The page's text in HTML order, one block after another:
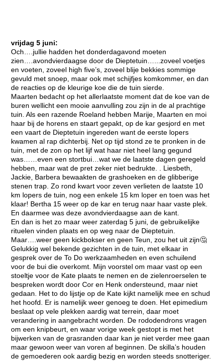
vrijdag 5 juni:
Och….jullie hadden het donderdagavond moeten
zien….avondvierdaagse door de Dieptetuin…...zoveel voetjes
en voeten, zoveel high five’s, zoveel blije bekkies sommige
gevuld met snoep, maar ook met schijfjes komkommer, en dan
de reacties op de kleurige koe die de tuin sierde.
Maarten bedacht op het allerlaatste moment dat de koe van de
buren wellicht een mooie aanvulling zou zijn in de al prachtige
tuin. Als een razende Roeland hebben Marije, Maarten en moi
haar bij de horens en staart gepakt, op de kar gesjord en met
een vaart de Dieptetuin ingereden want de eerste lopers
kwamen al rap dichterbij. Net op tijd stond ze te pronken in de
tuin, met de zon op het lijf wat haar niet heel lang gegund
was……even een stortbui…wat we de laatste dagen geregeld
hebben, maar wat de pret zeker niet bedrukte. . Liesbeth,
Jackie, Barbera bewaakten de grashoeken en de glibberige
stenen trap. Zo rond kwart voor zeven verlieten de laatste 10
km lopers de tuin, nog een enkele 15 km loper en toen was het
klaar! Bertha 15 weer op de kar en terug naar haar vaste plek.
En daarmee was deze avondvierdaagse aan de kant.
En dan is het zo maar weer zaterdag 5 juni, de gebruikelijke
rituelen vinden plaats en op weg naar de Dieptetuin.
Maar….weer geen kickbokser en geen Teun, zou het uit zijn🤔
Gelukkig wel bekende gezichten in de tuin, met elkaar in
gesprek over de To Do werkzaamheden en even schuilend
voor de bui die overkomt. Mijn voorstel om maar vast op een
stoeltje voor de Kate plaats te nemen en de zielenroerselen te
bespreken wordt door Cor en Henk ondersteund, maar niet
gedaan. Het to do lijstje op de Kate kijkt namelijk mee en schud
het hoofd. Er is namelijk weer genoeg te doen. Het epimedium
beslaat op vele plekken aardig wat terrein, daar moet
verandering in aangebracht worden. De rododendrons vragen
om een knipbeurt, en waar vorige week gestopt is met het
bijwerken van de grasranden daar kan je niet verder mee gaan
maar gewoon weer van voren af beginnen. De skilla’s houden
de gemoederen ook aardig bezig en worden steeds snotteriger.